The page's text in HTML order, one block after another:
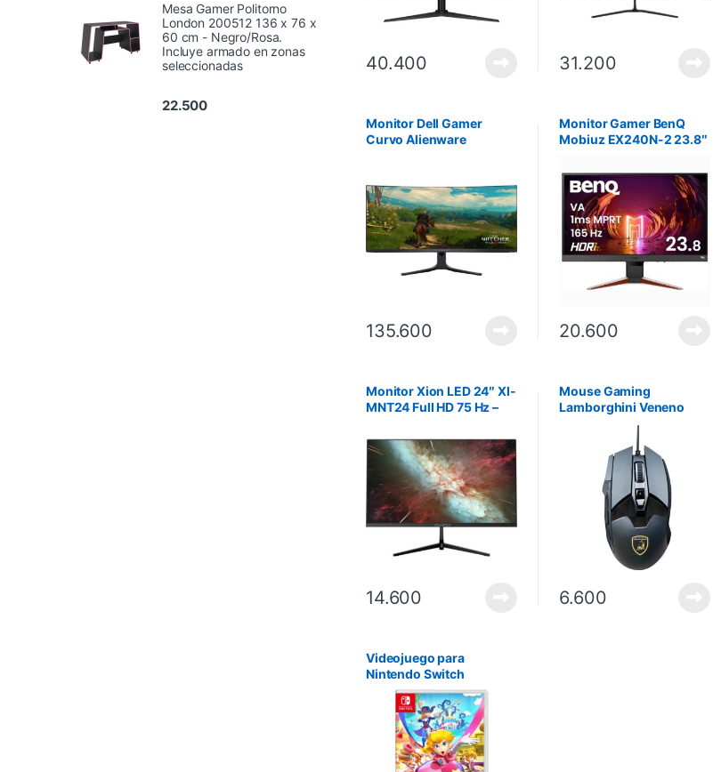
40.400 31.200
Monitor Dell Gamer
Curvo Alienware
instalación
135.600
Monitor Gamer BenQ
Mobiuz EX240N-2 23.8″
instalación.
20.600
Monitor Xion LED 24″ XI-
MNT24 Full HD 75 Hz –
instalación
14.600
Mouse Gaming
Lamborghini Veneno
RGB 10800DPI Ajustable
9 Botones – Black
Granato. Entrega 7 días
hábiles.
6.600
Videojuego para
Nintendo Switch
Princess Peach
Showtime
Mesa Gamer Politorno
London 200512 136 x 76 x
60 cm - Negro/Rosa.
Incluye armado en zonas
seleccionadas
22.500